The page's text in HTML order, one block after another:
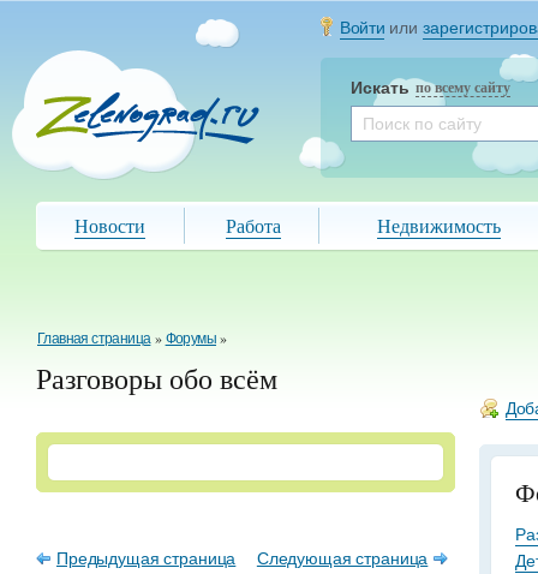
Войти или
Искать по всему сайту
Новости Работа Недвижимость
Главная страница »Форумы»
Разговоры обо всём
Предыдущая страница Следующая страница